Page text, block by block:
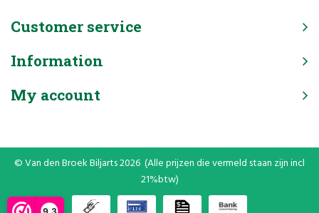
9,3
Customer service
Information
My account
© Van den Broek Biljarts 2026 (Alle prijzen die vermeld staan zijn incl
21%btw)